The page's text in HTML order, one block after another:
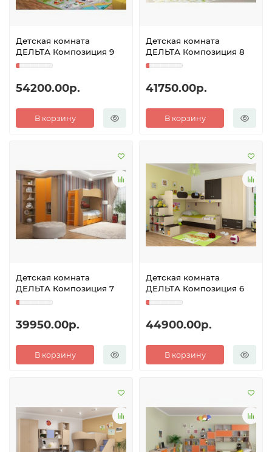
Детская комната
ДЕЛЬТА Композиция 9
54200.00р.
В корзину
Детская комната
ДЕЛЬТА Композиция 8
41750.00р.
В корзину
Детская комната
ДЕЛЬТА Композиция 7
39950.00р.
В корзину
Детская комната
ДЕЛЬТА Композиция 6
44900.00р.
В корзину